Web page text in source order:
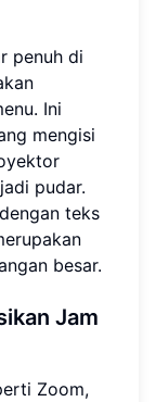
penuh di
Ini
mengisi
pudar.
teks
besar.
Jam
Zoom,